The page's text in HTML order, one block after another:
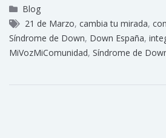
Blog
21 de Marzo, cambia tu mirada,
Síndrome de Down, Down España,
MiVozMiComunidad, Síndrome de